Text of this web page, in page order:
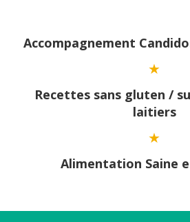
contenuAccompagnement
Recettes sans gluten /
laitiers
Alimentation Saine